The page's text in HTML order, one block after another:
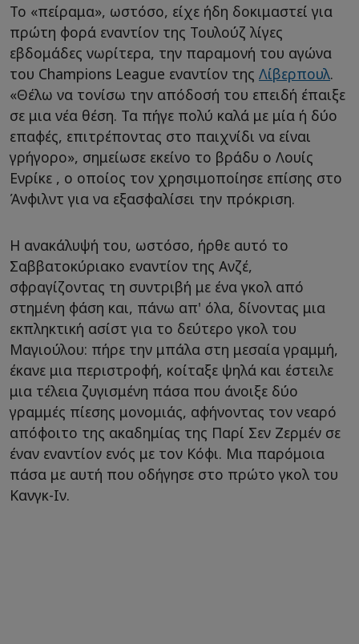
Το «πείραμα», ωστόσο, είχε ήδη δοκιμαστεί για
πρώτη φορά εναντίον της Τουλούζ λίγες
εβδομάδες νωρίτερα, την παραμονή του αγώνα
του Champions League εναντίον της Λίβερπουλ.
«Θέλω να τονίσω την απόδοσή του επειδή έπαιξε
σε μια νέα θέση. Τα πήγε πολύ καλά με μία ή δύο
επαφές, επιτρέποντας στο παιχνίδι να είναι
γρήγορο», σημείωσε εκείνο το βράδυ ο Λουίς
Ενρίκε , ο οποίος τον χρησιμοποίησε επίσης στο
Άνφιλντ για να εξασφαλίσει την πρόκριση.
Η ανακάλυψή του, ωστόσο, ήρθε αυτό το
Σαββατοκύριακο εναντίον της Ανζέ,
σφραγίζοντας τη συντριβή με ένα γκολ από
στημένη φάση και, πάνω απ' όλα, δίνοντας μια
εκπληκτική ασίστ για το δεύτερο γκολ του
Μαγιούλου: πήρε την μπάλα στη μεσαία γραμμή,
έκανε μια περιστροφή, κοίταξε ψηλά και έστειλε
μια τέλεια ζυγισμένη πάσα που άνοιξε δύο
γραμμές πίεσης μονομιάς, αφήνοντας τον νεαρό
απόφοιτο της ακαδημίας της Παρί Σεν Ζερμέν σε
έναν εναντίον ενός με τον Κόφι. Μια παρόμοια
πάσα με αυτή που οδήγησε στο πρώτο γκολ του
Κανγκ-Ιν.